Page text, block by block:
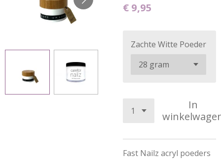
€ 9,95
Zachte Witte Poeder
In
Fast Nailz acryl poeders